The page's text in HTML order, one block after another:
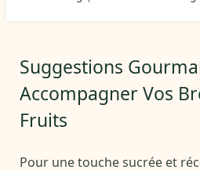
Suggestions
Accompagner Vos
Fruits
Pour une touche sucrée et